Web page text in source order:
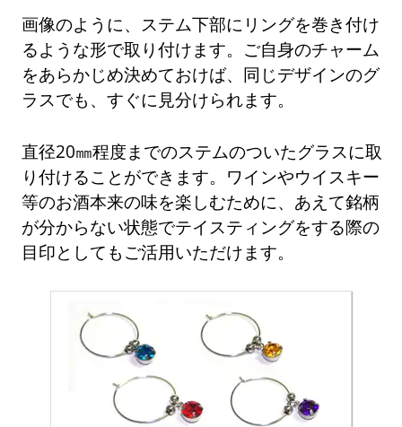
画像のように、ステム下部にリングを巻き付け
るような形で取り付けます。ご自身のチャーム
をあらかじめ決めておけば、同じデザインのグ
ラスでも、すぐに見分けられます。
直径20㎜程度までのステムのついたグラスに取
り付けることができます。ワインやウイスキー
等のお酒本来の味を楽しむために、あえて銘柄
が分からない状態でテイスティングをする際の
目印としてもご活用いただけます。